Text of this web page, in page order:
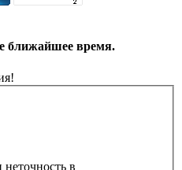
ближайшее время.
в